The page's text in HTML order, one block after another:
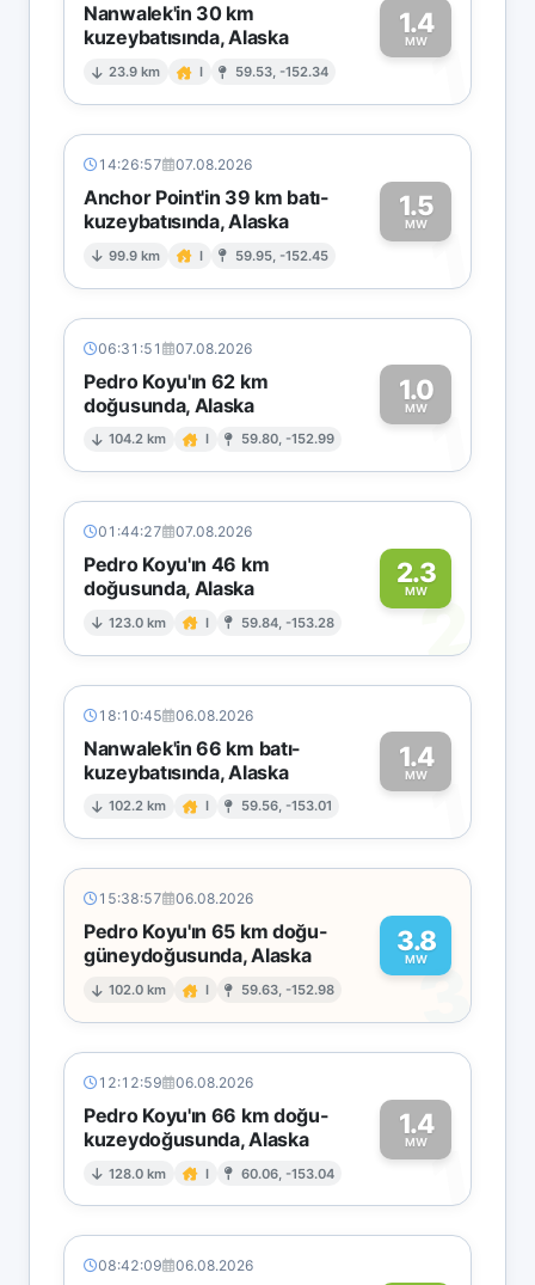
Nanwalek'in 30 km
kuzeybatısında, Alaska
23.9 km I 59.53, -152.34
1.4
MW1
14:26:57 07.08.2026
Anchor Point'in 39 km batı-
kuzeybatısında, Alaska
99.9 km I 59.95, -152.45
1.5
MW1
06:31:51 07.08.2026
Pedro Koyu'ın 62 km
doğusunda, Alaska
104.2 km I 59.80, -152.99
1.0
MW1
01:44:27 07.08.2026
Pedro Koyu'ın 46 km
doğusunda, Alaska
123.0 km I 59.84, -153.28
2.3
MW
2
18:10:45 06.08.2026
Nanwalek'in 66 km batı-
kuzeybatısında, Alaska
102.2 km I 59.56, -153.01
1.4
MW1
15:38:57 06.08.2026
Pedro Koyu'ın 65 km doğu-
güneydoğusunda, Alaska
102.0 km I 59.63, -152.98
3.8
MW
3
12:12:59 06.08.2026
Pedro Koyu'ın 66 km doğu-
kuzeydoğusunda, Alaska
128.0 km I 60.06, -153.04
1.4
MW1
08:42:09 06.08.2026